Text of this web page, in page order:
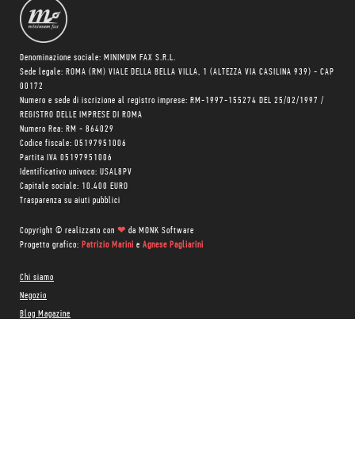
Denominazione sociale: MINIMUM FAX S.R.L.
Sede legale: ROMA (RM) VIALE DELLA BELLA VILLA, 1 (ALTEZZA VIA CASILINA 939) - CAP
00172
Numero e sede di iscrizione al registro imprese: RM-1997-155274 DEL 25/02/1997 /
REGISTRO DELLE IMPRESE DI ROMA
Numero Rea: RM - 864029
Codice fiscale: 05197951006
Partita IVA 05197951006
Identificativo univoco: USAL8PV
Capitale sociale: 10.400 EURO
Trasparenza su aiuti pubblici
Copyright © realizzato con ❤ da MONK Software
Progetto grafico: Patrizio Marini e Agnese Pagliarini
Chi siamo
Negozio
Blog Magazine